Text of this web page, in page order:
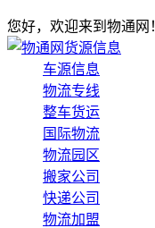
您好，欢迎来到物通网
货源信息
车源信息
物流专线
整车货运
国际物流
物流园区
搬家公司
快递公司
物流加盟